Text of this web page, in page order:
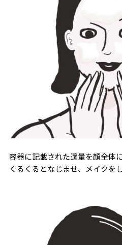
容器に記載された適量を顔全体
くるくるとなじませ、メイクを